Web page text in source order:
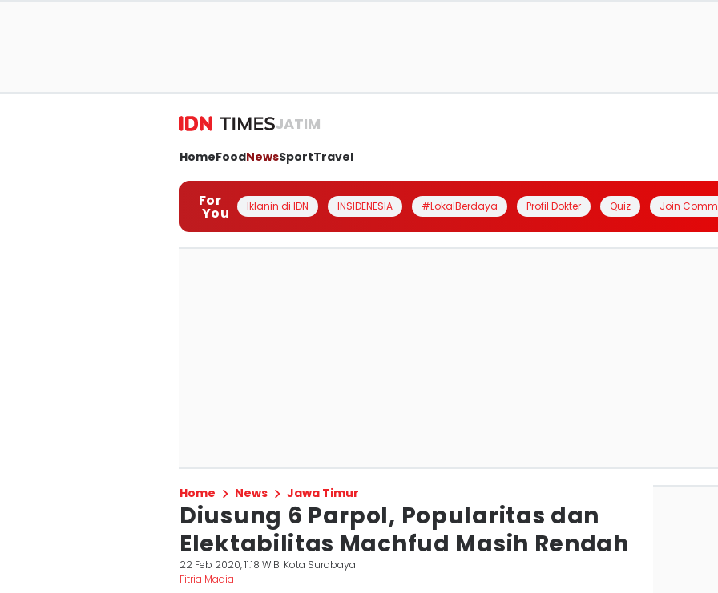
JATIM
HomeFoodNewsSportTravel
For
You Iklanin di IDN INSIDENESIA #LokalBerdaya Profil Dokter Quiz Join
Home News Jawa Timur
Diusung 6 Parpol, Popularitas dan
Elektabilitas Machfud Masih Rendah
22 Feb 2020, 11:18 WIB Kota Surabaya
Fitria Madia